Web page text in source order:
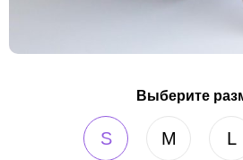
Выберите
S M L